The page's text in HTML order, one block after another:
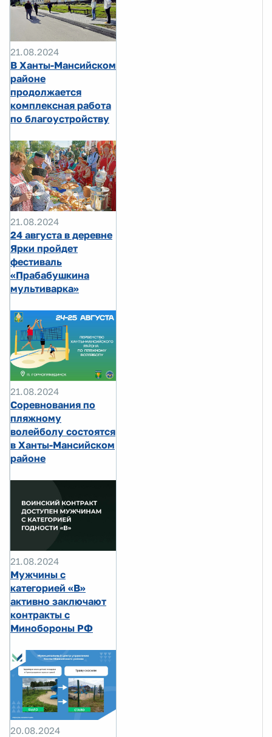
21.08.2024
В Ханты-Мансийском
районе
продолжается
комплексная работа
по благоустройству
21.08.2024
24 августа в деревне
Ярки пройдет
фестиваль
«Прабабушкина
мультиварка»
21.08.2024
Соревнования по
пляжному
волейболу состоятся
в Ханты-Мансийском
районе
21.08.2024
Мужчины с
категорией «В»
активно заключают
контракты с
Минобороны РФ
20.08.2024